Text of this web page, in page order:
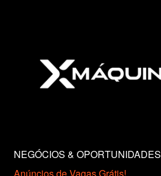
NEGÓCIOS & OPORTUNIDADES